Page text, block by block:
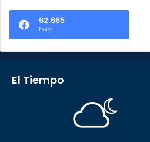
62.665
Fans
El Tiempo